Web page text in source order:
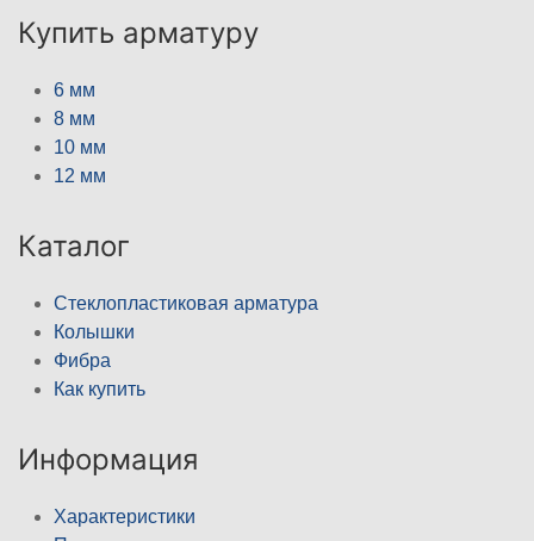
Купить арматуру
6 мм
8 мм
10 мм
12 мм
Каталог
Стеклопластиковая арматура
Колышки
Фибра
Как купить
Информация
Характеристики